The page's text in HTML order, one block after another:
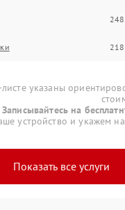
указаны
Записывайтесь на
устройство и укажем на
Показать все услуги